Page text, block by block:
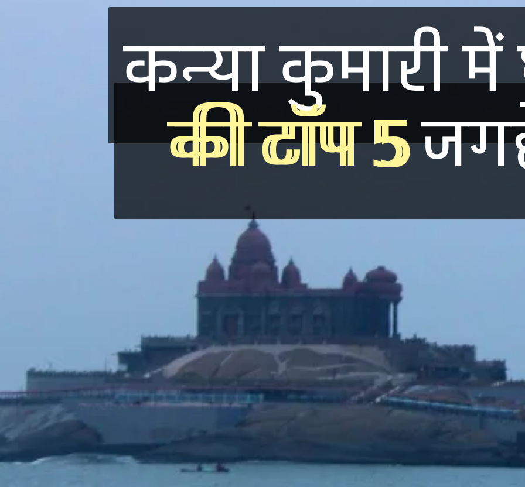
कन्या कुमारी
की टॉप 5
कन्या कुमारी
की टॉप 5